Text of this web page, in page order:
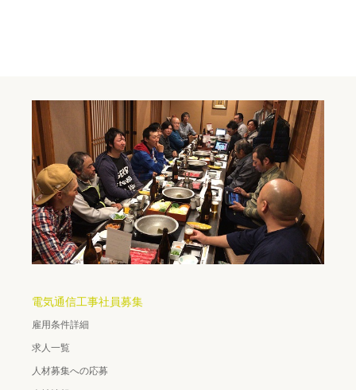
電気通信工事社員募集
雇用条件詳細
求人一覧
人材募集への応募